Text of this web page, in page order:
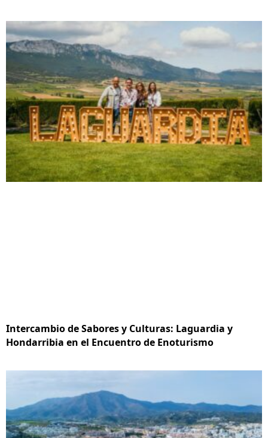
Intercambio de Sabores y Culturas: Laguardia y
Hondarribia en el Encuentro de Enoturismo